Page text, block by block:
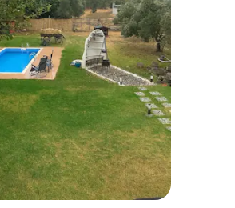
5.0つ星の平均評価